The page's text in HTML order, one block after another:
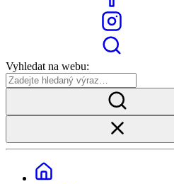
Vyhledat na webu: